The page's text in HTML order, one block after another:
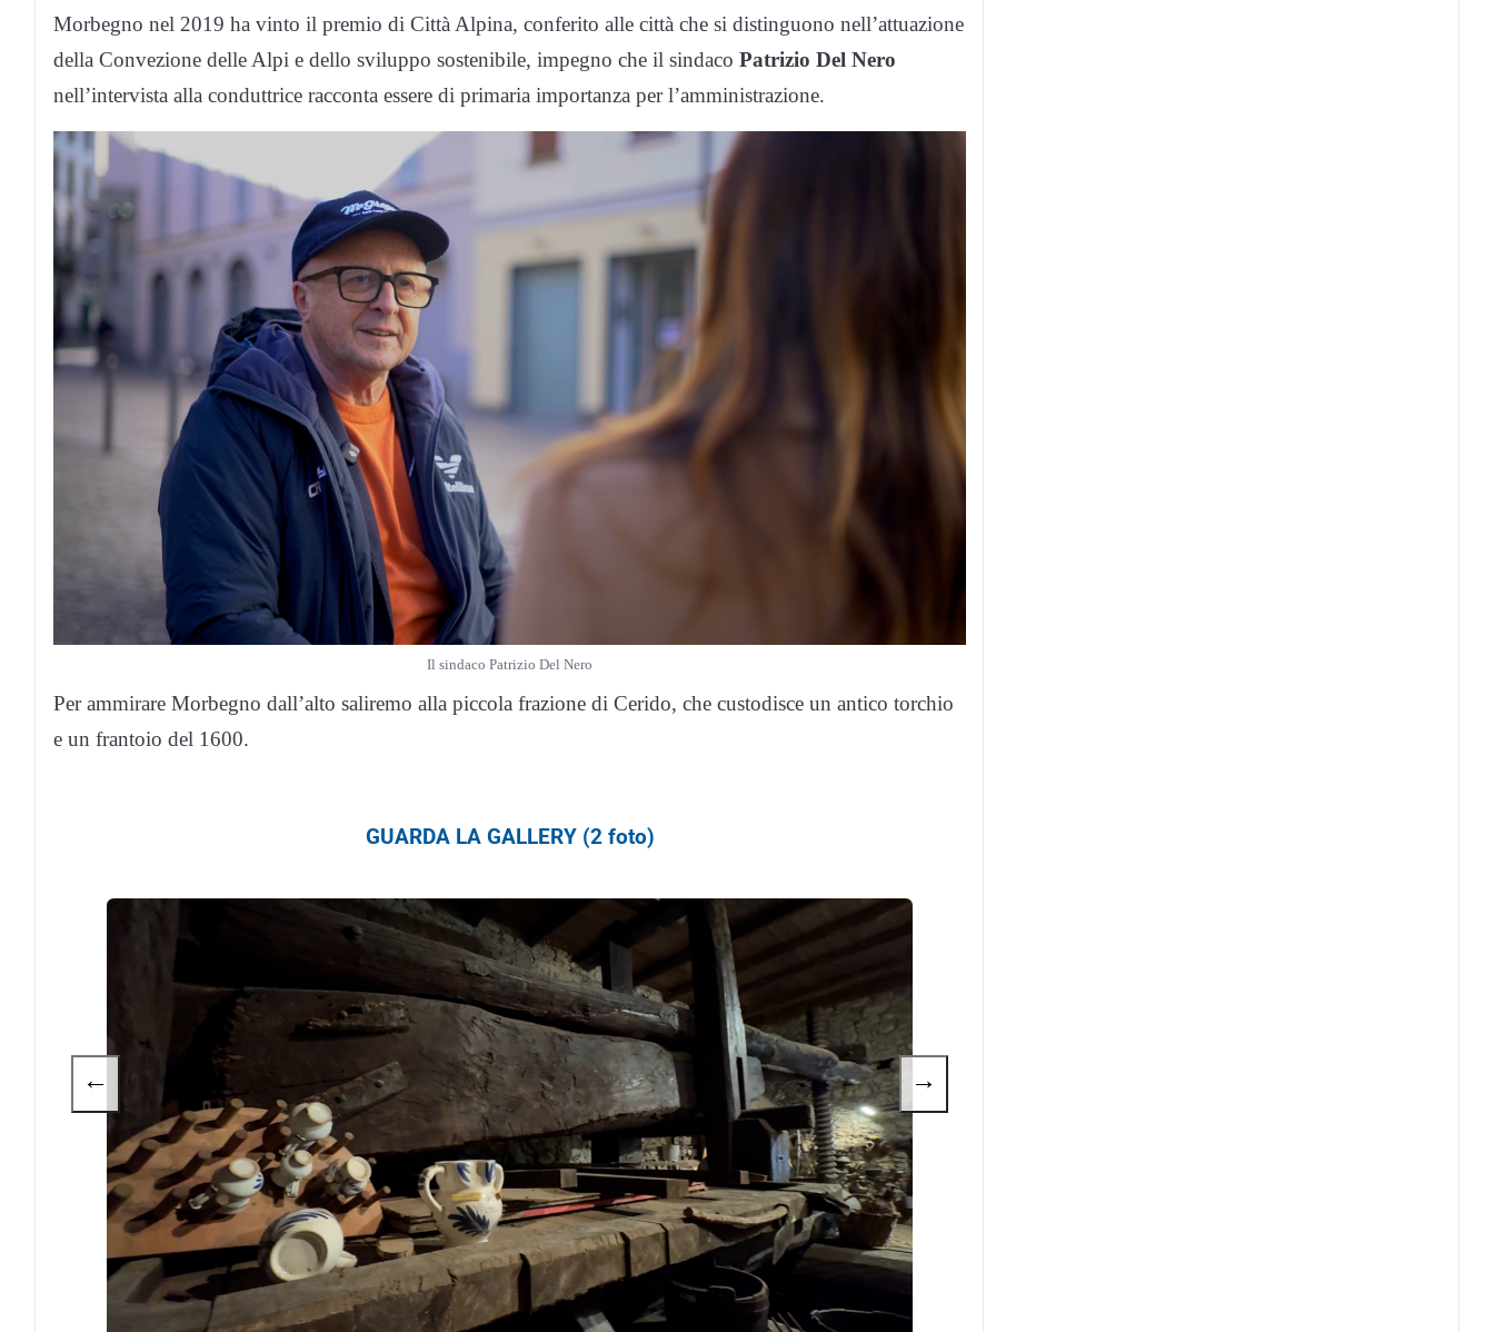
Morbegno nel 2019 ha vinto il premio di Città Alpina, conferito alle città che si distinguono nell’attuazione
della Convezione delle Alpi e dello sviluppo sostenibile, impegno che il sindaco Patrizio Del Nero
nell’intervista alla conduttrice racconta essere di primaria importanza per l’amministrazione.
Il sindaco Patrizio Del Nero
Per ammirare Morbegno dall’alto saliremo alla piccola frazione di Cerido, che custodisce un antico torchio
e un frantoio del 1600.
GUARDA LA GALLERY (2 foto)
← →